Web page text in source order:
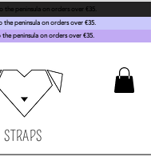
the peninsula on orders over €35.
the peninsula on orders over €35.
STRAPS
the peninsula on orders over €35.